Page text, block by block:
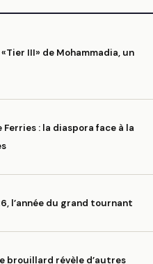
III» de Mohammadia, un
Ferries : la diaspora face à la
l’année du grand tournant
brouillard révèle d’autres